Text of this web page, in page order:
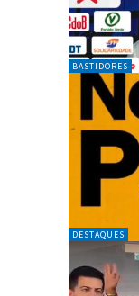
BASTIDORES
DESTAQUES